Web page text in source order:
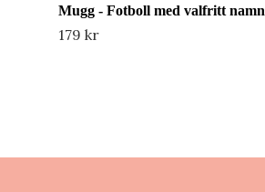
Mugg - Fotboll med valfritt namn
179 kr